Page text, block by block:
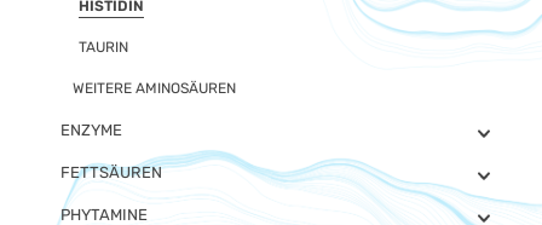
HISTIDIN
TAURIN
WEITERE AMINOSÄUREN
ENZYME
FETTSÄUREN
PHYTAMINE